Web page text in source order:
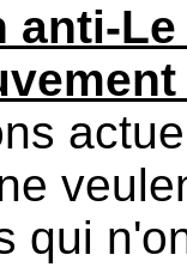
anti-
qui